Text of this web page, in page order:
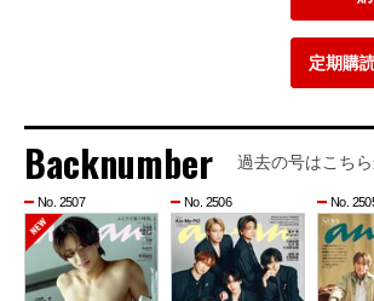
定期購
Backnumber 過去の号はこち
No. 2507 No. 2506 No.